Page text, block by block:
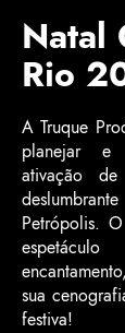
Natal
Rio
A Truque
planejar e
ativação
Petrópolis.
sua
festiva!